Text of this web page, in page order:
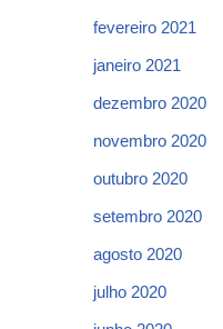
fevereiro 2021
janeiro 2021
dezembro 2020
novembro 2020
outubro 2020
setembro 2020
agosto 2020
julho 2020